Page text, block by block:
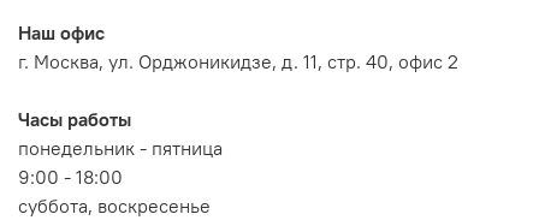
Наш офис
г. Москва, ул. Орджоникидзе, д. 11, стр. 40, офис 2
Часы работы
понедельник - пятница
9:00 - 18:00
суббота, воскресенье